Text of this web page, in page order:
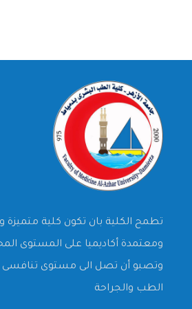
تطمح الكلية بان تكون كلية متميزة
ومعتمدة أكاديميا على المستوى
وتصبو أن تصل الى مستوى تنافسى
الطب والجراحة